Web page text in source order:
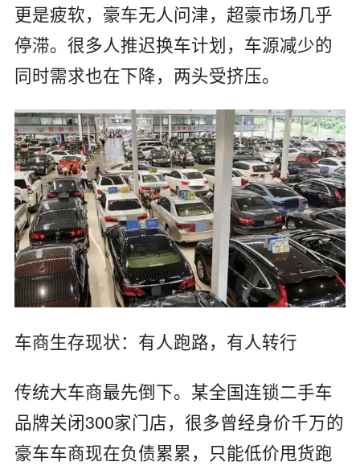
更是疲软，豪车无人问津，超豪市场几乎
停滞。很多人推迟换车计划，车源减少的
同时需求也在下降，两头受挤压。
车商生存现状：有人跑路，有人转行
传统大车商最先倒下。某全国连锁二手车
品牌关闭300家门店，很多曾经身价千万的
豪车车商现在负债累累，只能低价甩货跑